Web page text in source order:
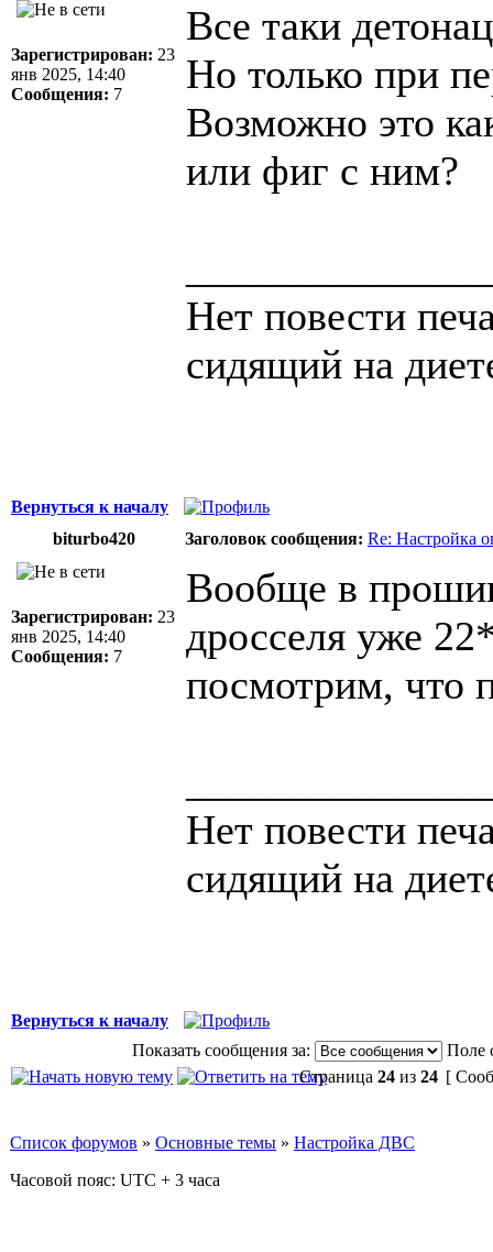
Зарегистрирован: 23
янв 2025, 14:40
Сообщения: 7
Все таки
Но только при
Возможно это
или фиг с ним?
Нет повести
сидящий на
Вернуться к началу
biturbo420
Заголовок сообщения: Re: Настройка
Зарегистрирован: 23
янв 2025, 14:40
Сообщения: 7
Вообще в
дросселя уже
посмотрим, что
Нет повести
сидящий на
Вернуться к началу
Показать сообщения за:
Поле
Страница 24 из 24 [
Список форумов » Основные темы » Настройка ДВС
Часовой пояс: UTC + 3 часа